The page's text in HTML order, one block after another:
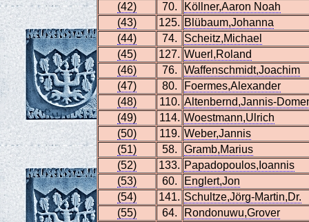
(42)
70.
Köllner,Aaron Noah
(43)
125. Blübaum,Johanna
(44)
74.
Scheitz,Michael
(45)
127. Wuerl,Roland
(46)
76.
Waffenschmidt,Joachim
(47)
80.
Foermes,Alexander
(48)
110. Altenbernd,Jannis-
(49)
114. Woestmann,Ulrich
(50)
119. Weber,Jannis
(51)
58.
Gramb,Marius
(52)
133. Papadopoulos,Ioannis
(53)
60.
Englert,Jon
(54)
141. Schultze,Jörg-Martin,Dr.
(55)
64.
Rondonuwu,Grover